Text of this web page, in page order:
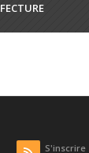
S'inscrire